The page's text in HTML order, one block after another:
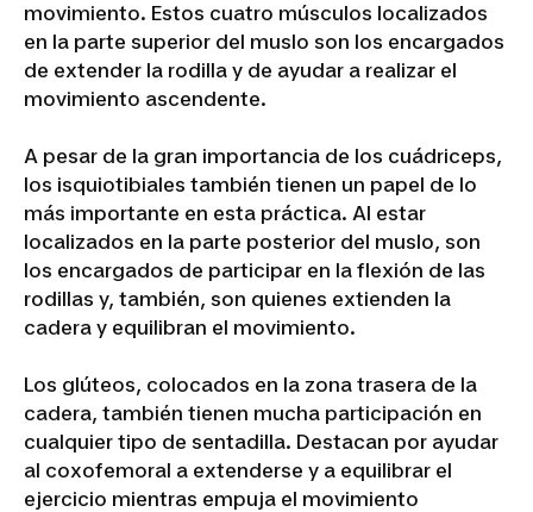
movimiento. Estos cuatro músculos localizados
en la parte superior del muslo son los encargados
de extender la rodilla y de ayudar a realizar el
movimiento ascendente.
A pesar de la gran importancia de los cuádriceps,
los isquiotibiales también tienen un papel de lo
más importante en esta práctica. Al estar
localizados en la parte posterior del muslo, son
los encargados de participar en la flexión de las
rodillas y, también, son quienes extienden la
cadera y equilibran el movimiento.
Los glúteos, colocados en la zona trasera de la
cadera, también tienen mucha participación en
cualquier tipo de sentadilla. Destacan por ayudar
al coxofemoral a extenderse y a equilibrar el
ejercicio mientras empuja el movimiento